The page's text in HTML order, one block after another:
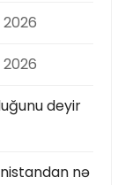
deyir
nə